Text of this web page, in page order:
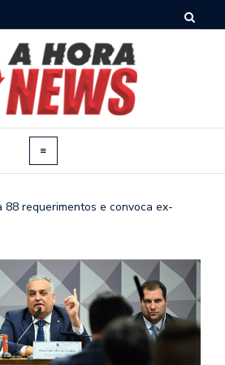
88 requerimentos e convoca ex-